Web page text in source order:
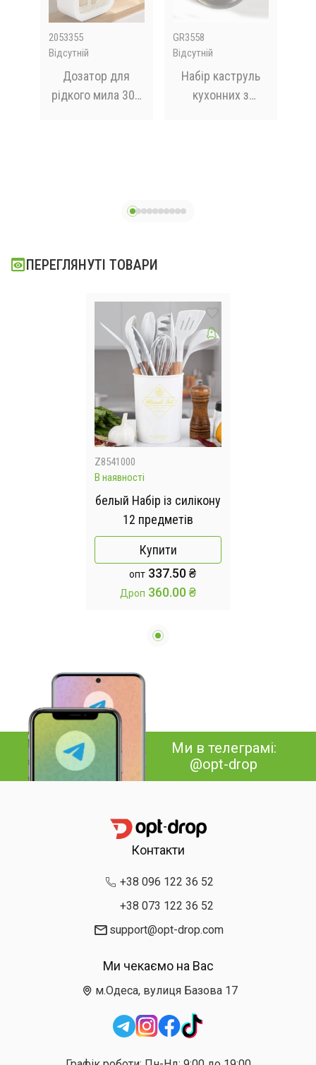
2053355
Відсутній
Дозатор для
рідкого мила 300
GR3558
Відсутній
Набір каструль
кухонних з
ПЕРЕГЛЯНУТІ ТОВАРИ
Z8541000
В наявності
белый Набір із силікону
12 предметів
Купити
опт 337.50 ₴
Дроп 360.00 ₴
Ми в телеграмі:
@opt-drop
Контакти
+38 096 122 36 52
+38 073 122 36 52
support@opt-drop.com
Ми чекаємо на Вас
м.Одеса, вулиця Базова 17